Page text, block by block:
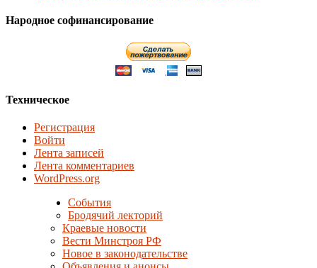
Народное софинансирование
Техническое
Регистрация
Войти
Лента записей
Лента комментариев
WordPress.org
События
Бродячий лекторий
Краевые новости
Вести Минстроя РФ
Новое в законодательстве